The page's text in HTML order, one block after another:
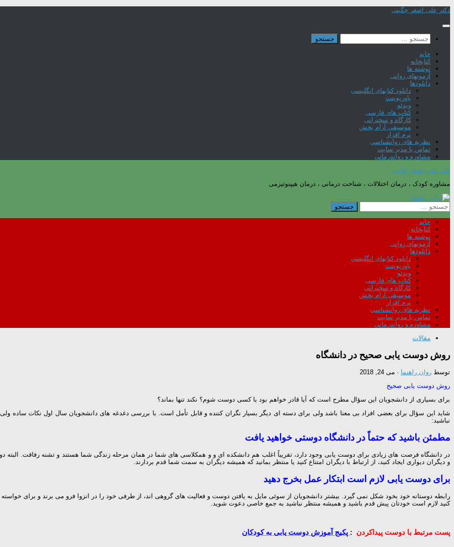
Skip
content
دکتر علی اصغر چگینی
جستجو
برای:
خانه
کتابخانه
نوشته ها
آزمونهای روانی
دانلودها
دانلود کتابهای انگلیسی
پاورپوینت
ویدئو
کتاب های فارسی
کارگاه و سخنرانی
موسیقی آرام بخش
نرم افزار
نظریه های روانشناسی
تماس با مدیر سایت
مشاوره و رواندرمانی
دکتر علی اصغر چگینی
مشاوره کودک ، درمان اختلالات ، شناخت درمانی ، درمان هیپنوتیزمی
جستجو
برای:
خانه
کتابخانه
نوشته ها
آزمونهای روانی
دانلودها
دانلود کتابهای انگلیسی
پاورپوینت
ویدئو
کتاب های فارسی
کارگاه و سخنرانی
موسیقی آرام بخش
نرم افزار
نظریه های روانشناسی
تماس با مدیر سایت
مشاوره و رواندرمانی
مقالات
روش دوست یابی صحیح در دانشگاه
توسط روان راهنما · می 24, 2018
روش دوست یابی صحیح
برای بسیاری از دانشجویان این سؤال مطرح است که آیا قادر خواهم بود با کسی دوست شوم؟ نکند تنها بماند؟
شاید این سؤال برای بعضی افراد بی معنا باشد ولی برای دسته ای دیگر بسیار نگران کننده و قابل تأمل است. با بررسی دغدغه های دانشجویان سال اول نکات ساده
نباشید:
مطمئن باشید که حتماً در دانشگاه دوستی خواهید یافت
در دانشگاه فرصت های زیادی برای دوست یابی وجود دارد، تقریباً اغلب هم دانشکده ای و و همکلاسی های شما در همان مرحله زندگی شما هستند و تشنه رفاقت.
و دیگران دیواری ایجاد کنید، از ارتباط با دیگران امتناع کنید یا منتظر بمانید که همیشه دیگران به سمت شما قدم بردارند.
برای دوست یابی لازم است ابتکار عمل بخرج دهید
رابطه دوستانه خود بخود شکل نمی گیرد. بیشتر دانشجویان از سوئی مایل به یافتن دوست و فعالیت های گروهی اند، از طرفی خود را در انزوا فرو می برند و برای
کنید لازم است خودتان پیش قدم باشید و همیشه منتظر نباشید به جمع خاصی دعوت شوید.
پست مرتبط با دوست پیداکردن : پکیج آموزش دوست یابی به کودکان